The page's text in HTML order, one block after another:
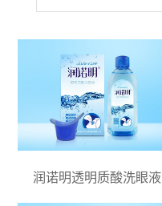
润诺明透明质酸洗眼液